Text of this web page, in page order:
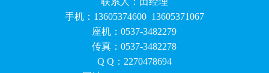
手机：13605374600 13605371067
座机：0537-3482279
传真：0537-3482278
Q Q：2270478694